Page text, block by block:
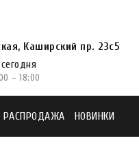
Каширский пр. 23с5
– 18:00
РАСПРОДАЖА НОВИНКИ